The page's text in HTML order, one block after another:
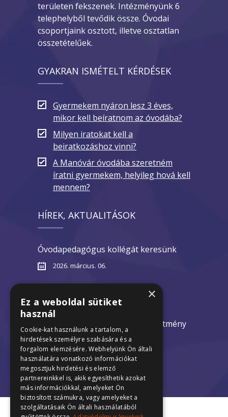
területen fekszenek. Intézményünk 6
telephelyből tevődik össze. Óvodai
csoportjaink osztott, illetve osztatlan
összetételűek.
GYAKRAN ISMÉTELT KÉRDÉSEK
Gyermekem nyáron lesz 3 éves,
mikor kell beíratnom az óvodába?
Milyen iratokat kell a
beiratkozáshoz vinni?
A Manóvár óvodába szeretném
íratni gyermekem, helyileg hová kell
mennem?
HÍREK, AKTUALITÁSOK
Óvodapedagógus kollégát keresünk
2026. március. 06.
Nyílt napok 2026
2026. február 10.
Óvodák nyári zárva tartása hirdetmény
2026
2025. december 18.
×
Ez a weboldal sütiket
használ
Cookie-kat használunk a tartalom, a
hirdetések személyre szabására és a
forgalom elemzésére. Webhelyünk Ön általi
használatára vonatkozó információkat
megosztjuk hirdetési és elemző
partnereinkkel is, akik egyesíthetik azokat
más információkkal, amelyeket Ön
biztosított számukra, vagy amelyeket a
szolgáltatásaik Ön általi használatából